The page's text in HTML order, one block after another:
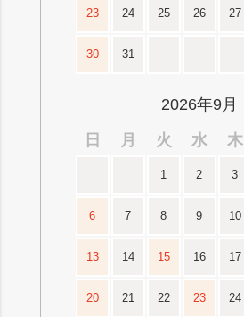
23 24 25 26 27
30 31
2026年9月
日
月 火 水 木
1 2 3
6 7 8 9 10
13 14 15 16 17
20 21 22 23 24